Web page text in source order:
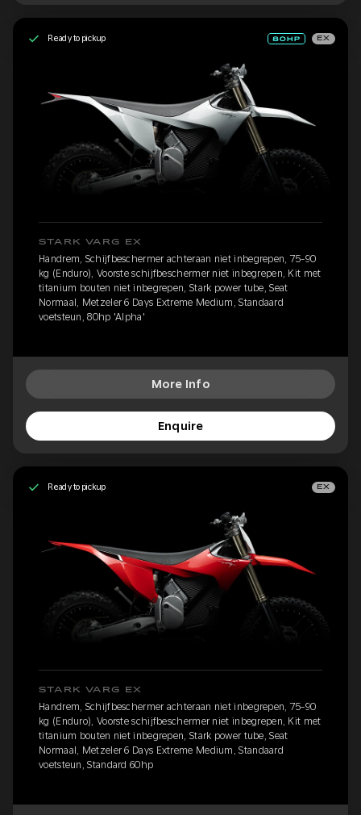
Ready to pickup EX
STARK VARG EX
Handrem, Schijfbeschermer achteraan niet inbegrepen, 75-90
kg (Enduro), Voorste schijfbeschermer niet inbegrepen, Kit met
titanium bouten niet inbegrepen, Stark power tube, Seat
Normaal, Metzeler 6 Days Extreme Medium, Standaard
voetsteun, 80hp 'Alpha'
More Info
Enquire
Ready to pickup EX
STARK VARG EX
Handrem, Schijfbeschermer achteraan niet inbegrepen, 75-90
kg (Enduro), Voorste schijfbeschermer niet inbegrepen, Kit met
titanium bouten niet inbegrepen, Stark power tube, Seat
Normaal, Metzeler 6 Days Extreme Medium, Standaard
voetsteun, Standard 60hp